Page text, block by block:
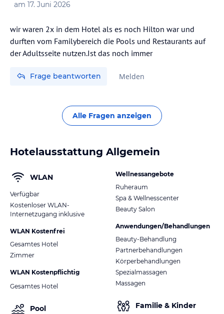
am 17. Juni 2026
wir waren 2x in dem Hotel als es noch Hilton war und
durften vom Familybereich die Pools und Restaurants auf
der Adultsseite nutzen.Ist das noch immer
Frage beantworten Melden
Alle Fragen anzeigen
Hotelausstattung Allgemein
WLAN
Verfügbar
Kostenloser WLAN-
Internetzugang inklusive
WLAN Kostenfrei
Gesamtes Hotel
Zimmer
WLAN Kostenpflichtig
Gesamtes Hotel
Pool
Wellnessangebote
Ruheraum
Spa & Wellnesscenter
Beauty Salon
Anwendungen/Behandlungen
Beauty-Behandlung
Partnerbehandlungen
Körperbehandlungen
Spezialmassagen
Massagen
Familie & Kinder